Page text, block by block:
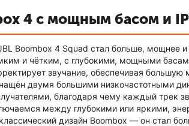
4 с мощным басом и
Boombox 4 Squad стал больше, мощнее
и чётким, с глубокими, мощными
звучание, обеспечивая
двумя большими низкочастотными
благодаря чему каждый трек
между глубокими или яркими,
дизайн Boombox — он стал